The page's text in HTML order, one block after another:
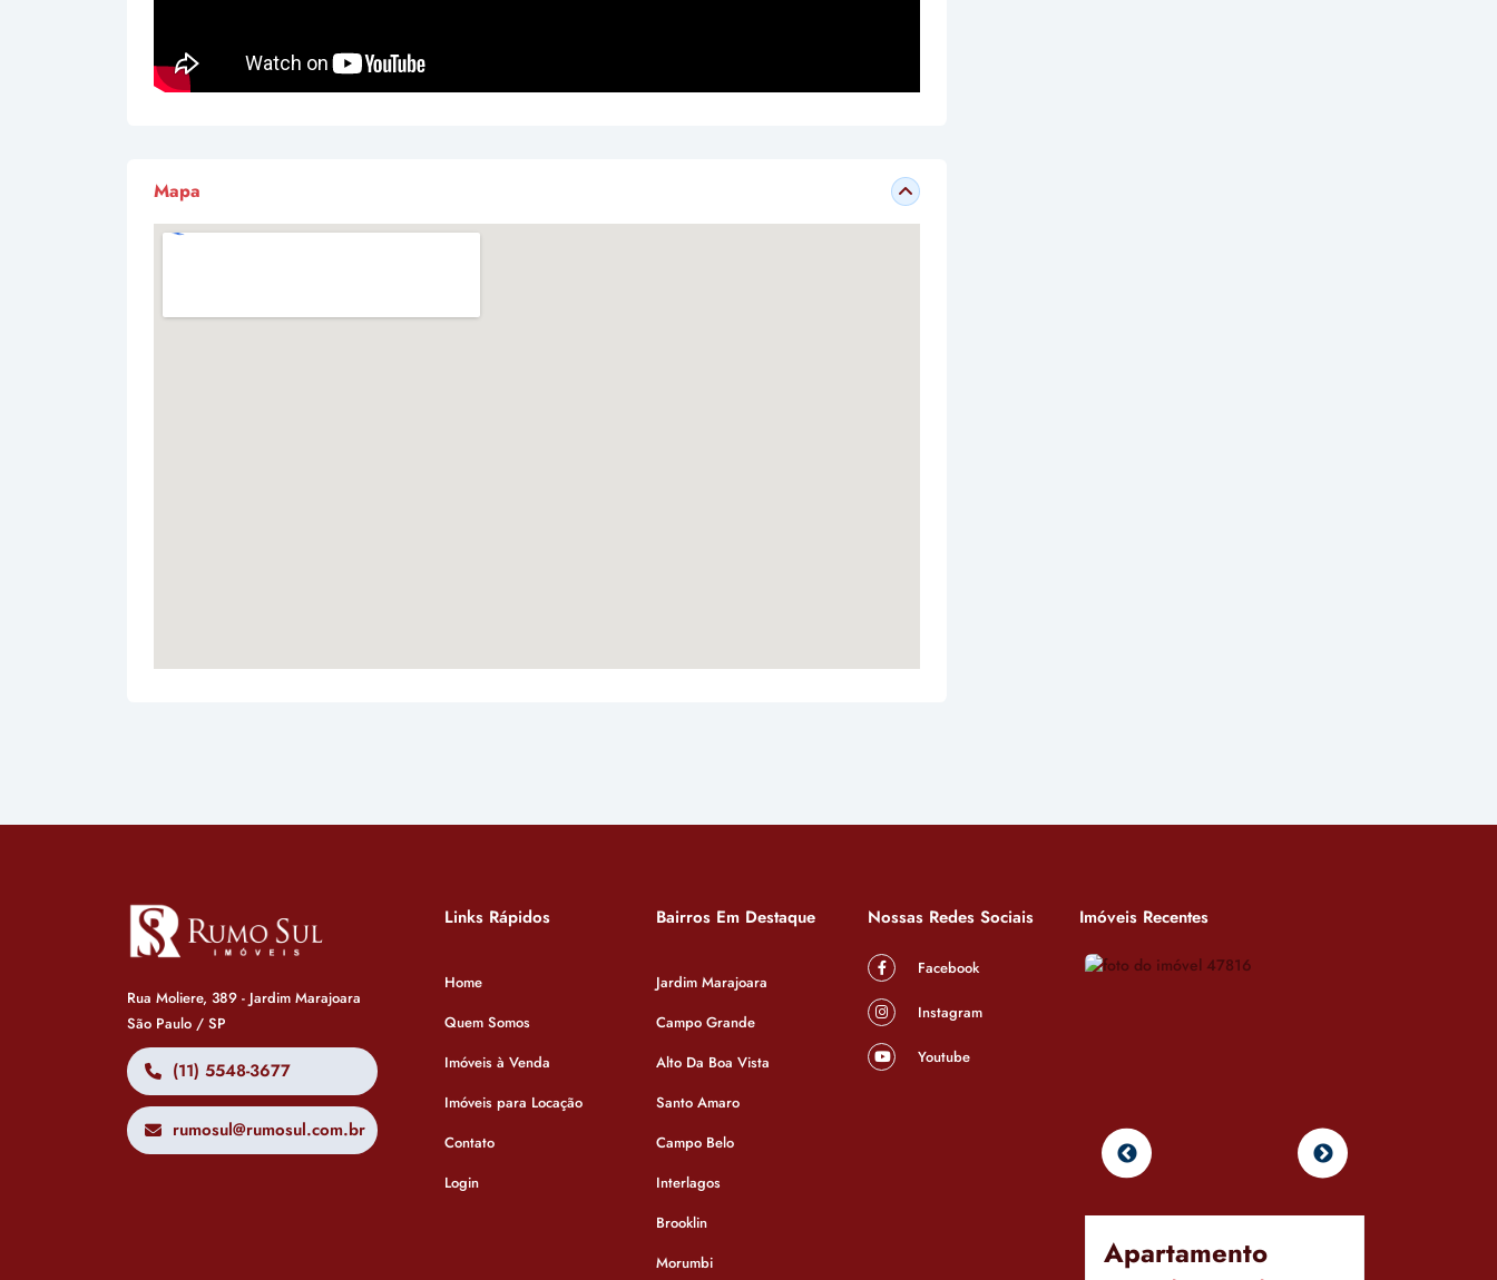
Mapa
Rua Moliere, 389 - Jardim Marajoara
São Paulo / SP
(11) 5548-3677
rumosul@rumosul.com.br
Links Rápidos
Home
Quem Somos
Imóveis à Venda
Imóveis para Locação
Contato
Login
Bairros Em Destaque
Jardim Marajoara
Campo Grande
Alto Da Boa Vista
Santo Amaro
Campo Belo
Interlagos
Brooklin
Morumbi
Nossas Redes Sociais
Facebook
Instagram
Youtube
Imóveis Recentes
Apartamento